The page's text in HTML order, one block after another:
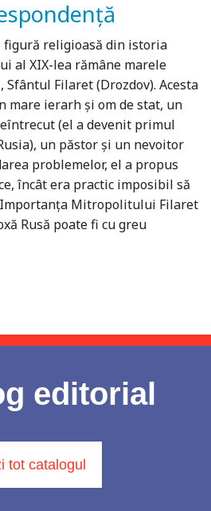
religioasă din istoria
al XIX-lea rămâne marele
Filaret (Drozdov). Acesta
mare ierarh și om de stat, un
(el a devenit primul
un păstor și un nevoitor
problemelor, el a propus
încât era practic imposibil să
Importanța Mitropolitului Filaret
Rusă poate fi cu greu
editorial
tot catalogul